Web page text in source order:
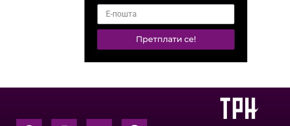
Претплати се!